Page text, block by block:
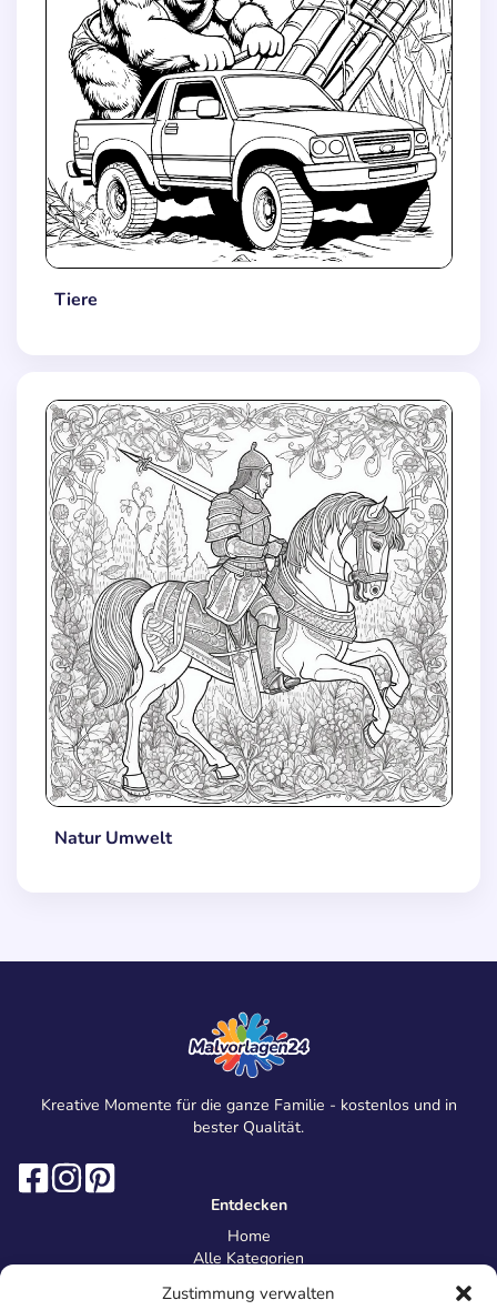
Zustimmung verwalten
Tiere
Natur Umwelt
Kreative Momente für die ganze Familie - kostenlos und in
bester Qualität.
Entdecken
Home
Alle Kategorien
Information